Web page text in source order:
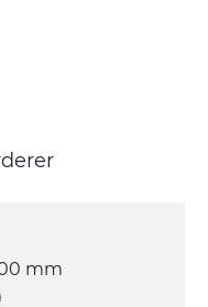
für
50Hz-
mm